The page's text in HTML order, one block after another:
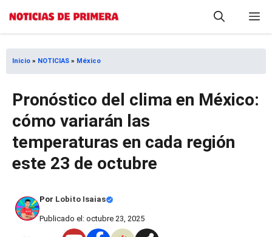
Saltar
contenido
Inicio » NOTICIAS » México
Pronóstico del clima en México:
cómo variarán las
temperaturas en cada región
este 23 de octubre
Por Lobito Isaias
Publicado el: octubre 23, 2025